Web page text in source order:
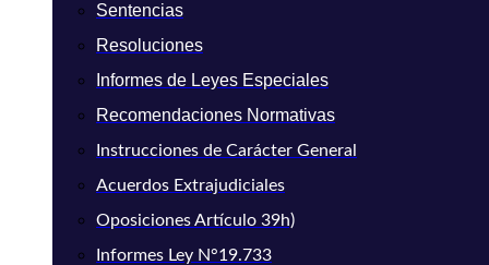
Sentencias
Resoluciones
Informes de Leyes Especiales
Recomendaciones Normativas
Instrucciones de Carácter General
Acuerdos Extrajudiciales
Oposiciones Artículo 39h)
Informes Ley N°19.733